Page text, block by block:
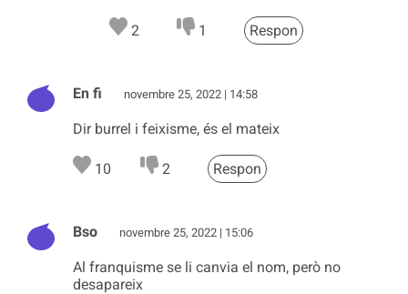
2 1 Respon
En fi novembre 25, 2022 | 14:58
Dir burrel i feixisme, és el mateix
10 2 Respon
Bso novembre 25, 2022 | 15:06
Al franquisme se li canvia el nom, però no
desapareix